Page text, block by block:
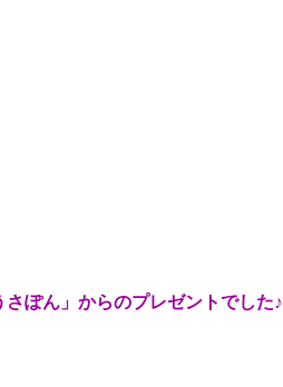
さぽん」からのプレゼントでした♪